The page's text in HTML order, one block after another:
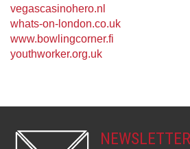
vegascasinohero.nl
whats-on-london.co.uk
www.bowlingcorner.fi
youthworker.org.uk